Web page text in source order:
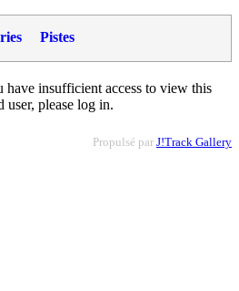
Pistes
insufficient access to view this
user, please log in.
Propulsé par J!Track Gallery